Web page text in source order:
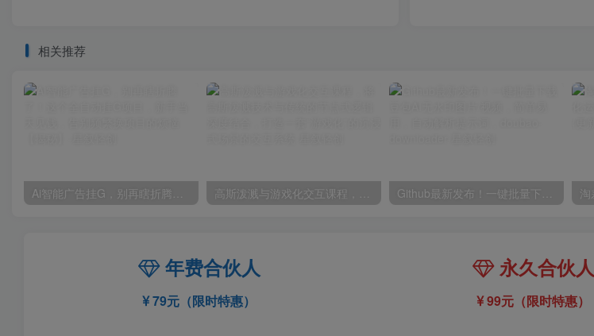
相关推荐
Ai智能广告挂G，别再瞎折腾了！这个全自动挂G项目，新手当天见钱，告别频繁换项目的烦恼【揭秘】 高斯泼溅与游戏化交互课程，将高斯泼溅技术与传统的节点式逻辑深度结合，打造一套“游戏化”的沉浸式场景的交互系统 Github最新发布！一键批量下载豆包AI无水印图片/视频，简单易用，自动解析提示词，doubao-downloader
年费合伙人
79元（限时特惠）
永久合伙人
99元（限时特惠）